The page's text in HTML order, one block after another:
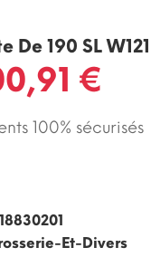
De 190 SL W121
€
100% sécurisés
Et-Divers